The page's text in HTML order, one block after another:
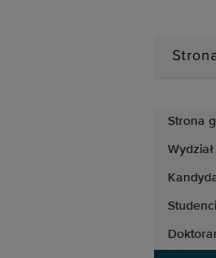
Strona
Wydział
Studenci